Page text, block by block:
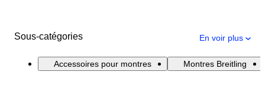
Sous-catégories En voir plus
Accessoires pour montres Montres Breitling